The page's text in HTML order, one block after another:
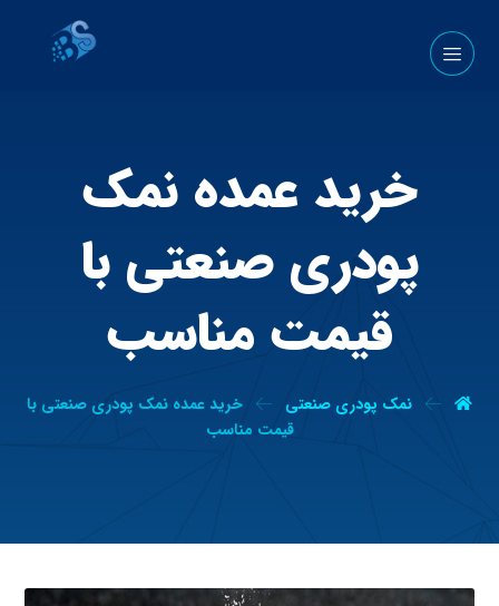
خرید عمده نمک
پودری صنعتی با
قیمت مناسب
نمک پودری صنعتی
خرید عمده نمک پودری صنعتی با
قیمت مناسب